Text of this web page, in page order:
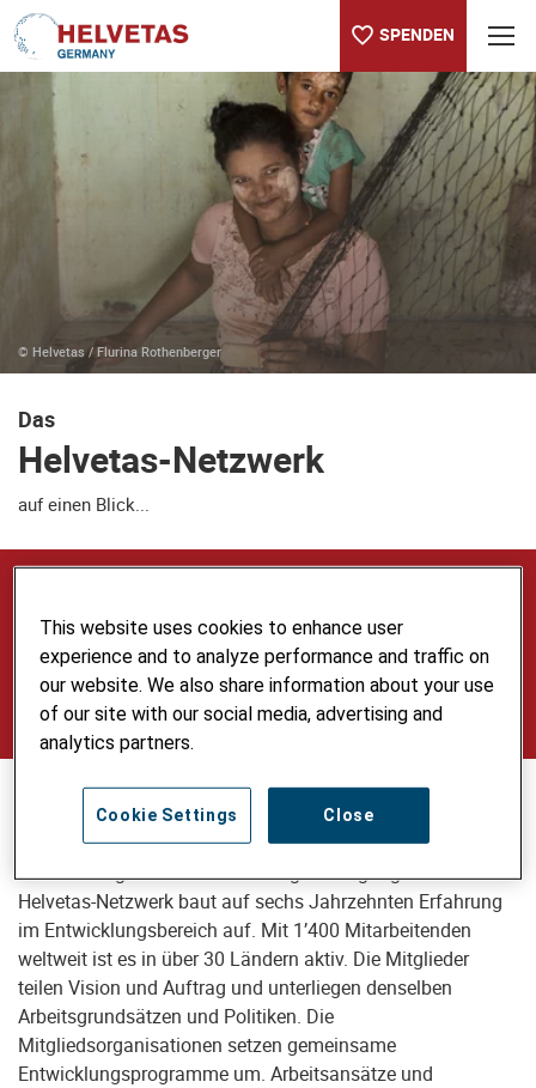
SPENDEN
Inhaltsverzeichnis
Helvetas-Netzwerk
© Helvetas / Flurina Rothenberger
Das
Helvetas-Netzwerk
auf einen Blick...
Helvetas-Netzwerk, das aus unabhängigen
Mitgliedsorganisationen, die im Bereich der
Entwicklungszusammenarbeit und
Katastrophenhilfe tätig sind, besteht.
Als Netzwerk stehen wir für die Grundrechte von Individuen
und Gruppen ein und unterstützen Regierungen und andere
Pflichtenträger bei deren Leistungserbringung. Das
Helvetas-Netzwerk baut auf sechs Jahrzehnten Erfahrung
im Entwicklungsbereich auf. Mit 1’400 Mitarbeitenden
weltweit ist es in über 30 Ländern aktiv. Die Mitglieder
teilen Vision und Auftrag und unterliegen denselben
Arbeitsgrundsätzen und Politiken. Die
Mitgliedsorganisationen setzen gemeinsame
Entwicklungsprogramme um. Arbeitsansätze und
This website uses cookies to enhance user
experience and to analyze performance and traffic on
our website. We also share information about your use
of our site with our social media, advertising and
analytics partners.
Close
Cookie Settings